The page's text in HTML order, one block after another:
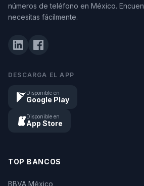
números de teléfono en México.
necesitas fácilmente.
DESCARGA EL APP
Disponible en
Google Play
Disponible en
App Store
TOP BANCOS
BBVA México